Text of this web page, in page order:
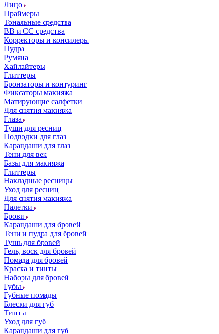
Лицо
Праймеры
Тональные средства
ВВ и СС средства
Корректоры и консилеры
Пудра
Румяна
Хайлайтеры
Глиттеры
Бронзаторы и контуринг
Фиксаторы макияжа
Матирующие салфетки
Для снятия макияжа
Глаза
Туши для ресниц
Подводки для глаз
Карандаши для глаз
Тени для век
Базы для макияжа
Глиттеры
Накладные ресницы
Уход для ресниц
Для снятия макияжа
Палетки
Брови
Карандаши для бровей
Тени и пудра для бровей
Тушь для бровей
Гель, воск для бровей
Помада для бровей
Краска и тинты
Наборы для бровей
Губы
Губные помады
Блески для губ
Тинты
Уход для губ
Карандаши для губ